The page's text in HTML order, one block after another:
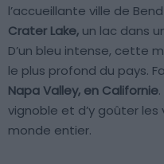
l’accueillante ville de
Crater Lake, un lac dans
D’un bleu intense, cette
le plus profond du pays.
Napa Valley, en Californie
vignoble et d’y goûter les
monde entier.